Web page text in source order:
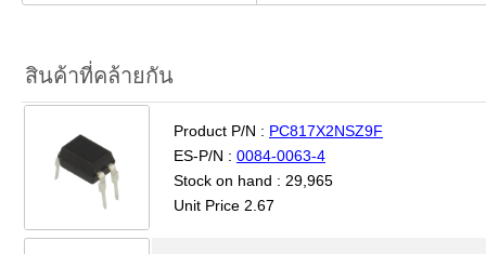
สินค้าที่คล้ายกัน
Product P/N : PC817X2NSZ9F
ES-P/N : 0084-0063-4
Stock on hand : 29,965
Unit Price 2.67